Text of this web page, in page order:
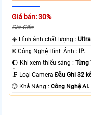
Giá bán: 30%
Giá Gốc:
☀️ Hình ảnh chất lượng :
👍🏾 .
®️ Công Nghệ Hình Ảnh : IP.
🌔 Khi xem thiếu sáng :Từng
Camera .
🗜️ Loại CameraĐầu Ghi 32
️💮 Khả Năng :Công Nghệ AI.